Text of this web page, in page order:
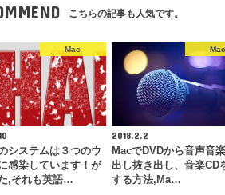
こちらの記事も人気です。
Mac
システムは３つのウ
感染しています！が
,それも英語…
2018.2.2
MacでDVDから音声音
出し抜き出し、音楽CD
する方法,Ma…